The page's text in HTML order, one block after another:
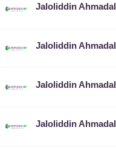
Jaloliddin
Jaloliddin
Jaloliddin
Jaloliddin